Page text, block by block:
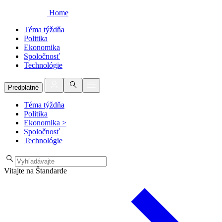
Home
Téma týždňa
Politika
Ekonomika
Spoločnosť
Technológie
Predplatné
Téma týždňa
Politika
Ekonomika >
Spoločnosť
Technológie
Vitajte na Štandarde